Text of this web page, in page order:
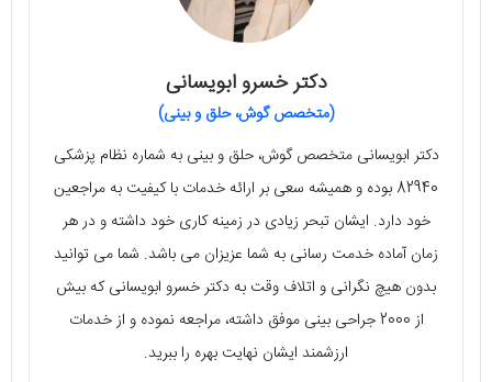
دکتر خسرو ابویسانی
(متخصص گوش، حلق و بینی)
دکتر ابویسانی متخصص گوش، حلق و بینی به شماره نظام پزشکی
82940 بوده و همیشه سعی بر ارائه خدمات با کیفیت به مراجعین
خود دارد. ایشان تبحر زیادی در زمینه کاری خود داشته و در هر
زمان آماده خدمت رسانی به شما عزیزان می باشد. شما می توانید
بدون هیچ نگرانی و اتلاف وقت به دکتر خسرو ابویسانی که بیش
از 2000 جراحی بینی موفق داشته، مراجعه نموده و از خدمات
ارزشمند ایشان نهایت بهره را ببرید.